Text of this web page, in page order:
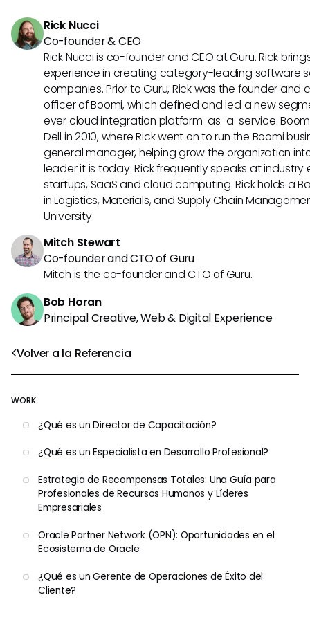
Volver a la Referencia
WORK
¿Qué es un Director de Capacitación?
¿Qué es un Especialista en Desarrollo Profesional?
Estrategia de Recompensas Totales: Una Guía para
Profesionales de Recursos Humanos y Líderes
Empresariales
Oracle Partner Network (OPN): Oportunidades en el
Ecosistema de Oracle
¿Qué es un Gerente de Operaciones de Éxito del
Cliente?
rendimiento, gestionar equipos de manera efectiva,
clientes y mejorar la experiencia general del servicio al
Rick Nucci
Co-founder & CEO
Rick Nucci is co-founder and CEO at Guru. Rick
experience in creating category-leading software
companies. Prior to Guru, Rick was the founder and
officer of Boomi, which defined and led a new
ever cloud integration platform-as-a-service.
Dell in 2010, where Rick went on to run the Boomi
general manager, helping grow the organization
leader it is today. Rick frequently speaks at
startups, SaaS and cloud computing. Rick holds a
in Logistics, Materials, and Supply Chain
University.
Mitch Stewart
Co-founder and CTO of Guru
Mitch is the co-founder and CTO of Guru.
Bob Horan
Principal Creative, Web & Digital Experience